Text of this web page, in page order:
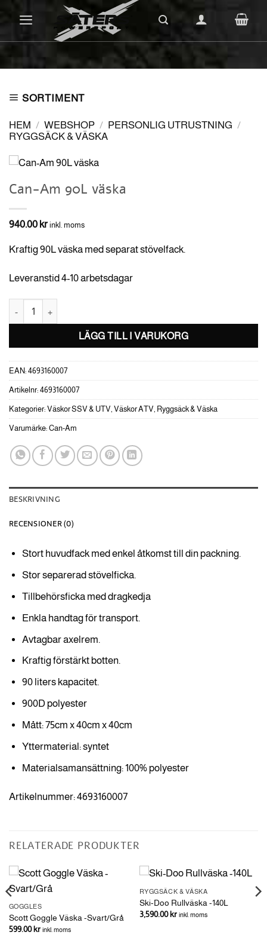
SORTIMENT
HEM / WEBSHOP / PERSONLIG UTRUSTNING /
RYGGSÄCK & VÄSKA
Can-Am 90L väska
940.00 kr inkl. moms
Kraftig 90L väska med separat stövelfack.
Leveranstid 4-10 arbetsdagar
Can-Am 90L väska mängd
LÄGG TILL I VARUKORG
EAN: 4693160007
Artikelnr: 4693160007
Kategorier: Väskor SSV & UTV, Väskor ATV, Ryggsäck & Väska
Varumärke: Can-Am
BESKRIVNING
RECENSIONER (0)
Stort huvudfack med enkel åtkomst till din packning.
Stor separerad stövelficka.
Tillbehörsficka med dragkedja
Enkla handtag för transport.
Avtagbar axelrem.
Kraftig förstärkt botten.
90 liters kapacitet.
900D polyester
Mått: 75cm x 40cm x 40cm
Yttermaterial: syntet
Materialsamansättning: 100% polyester
Artikelnummer: 4693160007
RELATERADE PRODUKTER
GOGGLES
Scott Goggle Väska -Svart/Grå
599.00kr inkl. moms
RYGGSÄCK & VÄSKA
Ski-Doo Rullväska -140L
3,590.00kr inkl. moms